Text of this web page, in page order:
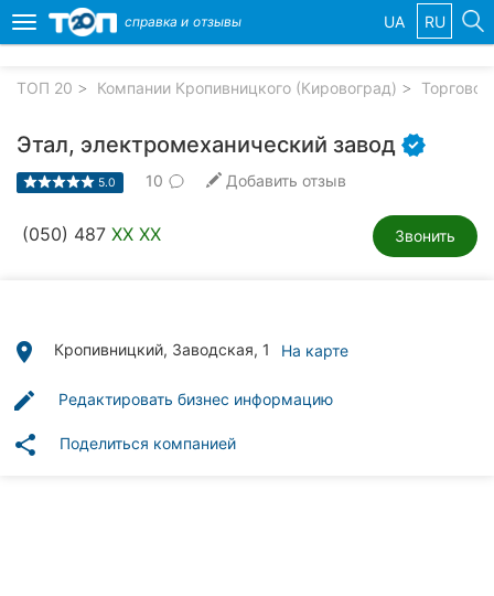
компании
Частные
Ветеринарные
клиники
Toggle
navigation
справка и отзывы UA RU
ТОП 20 Компании Кропивницкого (Кировоград)
Этал, электромеханический завод
5.0 10 Добавить отзыв
(050) 487 XX XX Звонить
place Кропивницкий, Заводская, 1 На карте
edit Редактировать бизнес информацию
share Поделиться компанией